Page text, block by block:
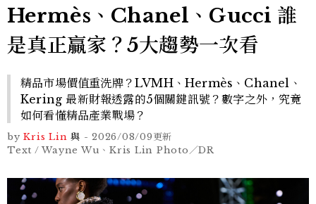
Hermès、Chanel、Gucci 誰
是真正贏家？5大趨勢一次看
精品市場價值重洗牌？LVMH、Hermès、Chanel、
Kering 最新財報透露的5個關鍵訊號？數字之外，究竟
如何看懂精品產業戰場？
by Kris Lin 與 - 2026/08/09更新
Text / Wayne Wu、Kris Lin Photo／DR